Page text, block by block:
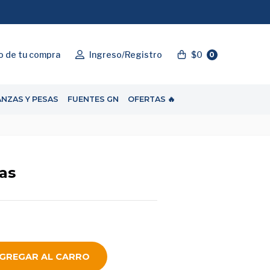
de tu compra Ingreso/Registro $0 0
Y PESAS FUENTES GN OFERTAS 🔥
AL CARRO